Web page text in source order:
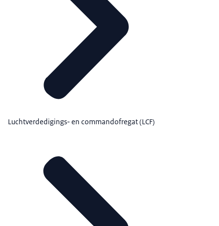
Luchtverdedigings- en commandofregat (LCF)